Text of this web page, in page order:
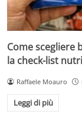
Come scegliere
la check-list
Raffaele Moauro
Leggi di più